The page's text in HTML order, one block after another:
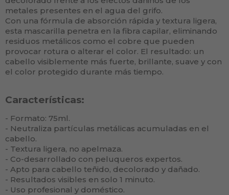
metales presentes en el agua del grifo.
Con una fórmula de absorción rápida y textura ligera,
esta mascarilla penetra en la fibra capilar, eliminando
residuos metálicos como el cobre que pueden
provocar rotura o alterar el color. El resultado: un
cabello visiblemente más fuerte, brillante, suave y con
el color protegido durante más tiempo.
Características:
- Formato: 75ml.
- Neutraliza partículas metálicas acumuladas en el
cabello.
- Textura ligera, no apelmaza.
- Co-desarrollado con peluqueros expertos.
- Apto para cabello teñido, decolorado y dañado.
- Resultados visibles en solo 1 minuto.
- Uso profesional y doméstico.